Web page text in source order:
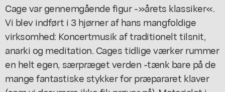
Cage var gennemgående figur -»årets klassiker«.
Vi blev indført i 3 hjørner af hans mangfoldige
virksomhed: Koncertmusik af traditionelt tilsnit,
anarki og meditation. Cages tidlige værker rummer
en helt egen, særpræget verden -tænk bare på de
mange fantastiske stykker for præpararet klaver